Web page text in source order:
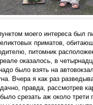
моего интереса был
приматов,
питомник
оказалось, в
было взять на
Вчера я как раз
правда, рассмотрев
срезать аж около трети